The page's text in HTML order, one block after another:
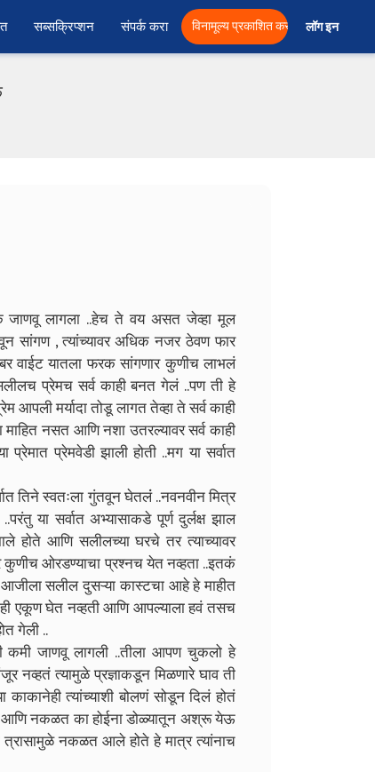
सब्सक्रिप्शन संपर्क करा विनामूल्य प्रकाशित करा लॉग इन
जाणवू लागला ..हेच ते वय असत जेव्हा मूल
सांगण , त्यांच्यावर अधिक नजर ठेवण फार
वाईट यातला फरक सांगणार कुणीच लाभलं
प्रेमच सर्व काही बनत गेलं ..पण ती हे
मर्यादा तोडू लागत तेव्हा ते सर्व काही
नसत आणि नशा उतरल्यावर सर्व काही
प्रेमात प्रेमवेडी झाली होती ..मग या सर्वात
तिने स्वतःला गुंतवून घेतलंं ..नवनवीन मित्र
या सर्वात अभ्यासाकडे पूर्ण दुर्लक्ष झाल
होते आणि सलीलच्या घरचे तर त्याच्यावर
कुणीच ओरडण्याचा प्रश्नच येत नव्हता ..इतकं
आजीला सलील दुसऱ्या कास्टचा आहे हे माहीत
एकूण घेत नव्हती आणि आपल्याला हवं तसच
गेली ..
कमी जाणवू लागली ..तीला आपण चुकलो हे
नव्हतं त्यामुळे प्रज्ञाकडून मिळणारे घाव ती
त्यांच्याशी बोलणं सोडून दिलं होतं
आणि नकळत का होईना डोळ्यातून अश्रू येऊ
त्रासामुळे नकळत आले होते हे मात्र त्यांनाच